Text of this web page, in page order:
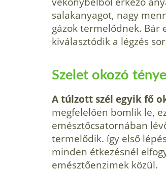
sa­lakanyagot, nagy
gázok termelődnek. Bár
kiválasztódik a légzés
Szelet okozó
A túlzott szél egyik fő
megfelelően bomlik le,
emésztőcsatornában
termelődik. így első
minden étkezésnél
emésztőenzimek közül.